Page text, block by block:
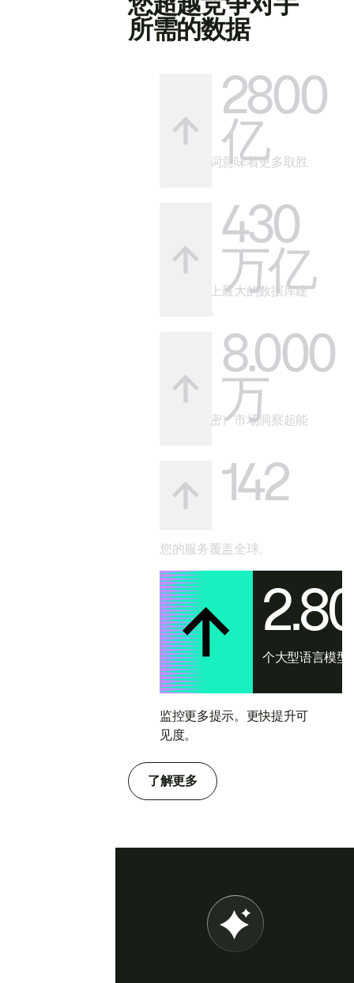
所需的数据
2800
亿
更多关键词意味着更多取胜
430
万亿
借助市场上最大的数据库建
8.000
万
您的（秘密）市场洞察超能
142
您的服务覆盖全球。
个大型语言模型
监控更多提示。更快提升可
见度。
了解更多